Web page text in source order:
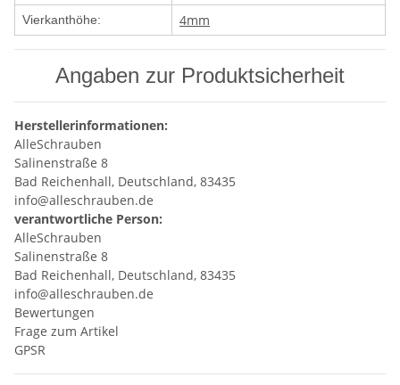
Vierkanthöhe: 4mm
Angaben zur Produktsicherheit
Herstellerinformationen:
AlleSchrauben
Salinenstraße 8
Bad Reichenhall, Deutschland, 83435
info@alleschrauben.de
verantwortliche Person:
AlleSchrauben
Salinenstraße 8
Bad Reichenhall, Deutschland, 83435
info@alleschrauben.de
Bewertungen
Frage zum Artikel
GPSR